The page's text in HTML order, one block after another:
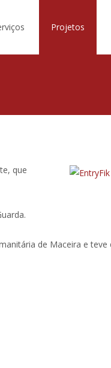
Projetos
que
de Maceira e